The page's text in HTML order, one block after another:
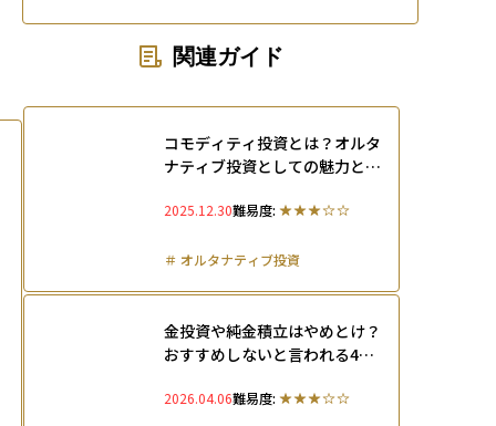
関連ガイド
コモディティ投資とは？オルタ
ナティブ投資としての魅力とリ
2025.12.30難易度:
＃オルタナティブ投資
金投資や純金積立はやめとけ？
おすすめしないと言われる4つ
用法を解説
2026.04.06難易度: